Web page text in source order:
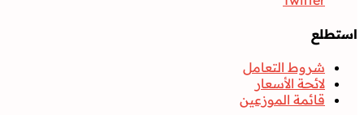
استطلع
شروط التعامل
لائحة الأسعار
قائمة الموزعين